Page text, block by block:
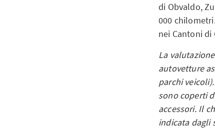
di Obvaldo,
000
nei Cantoni di
La
autovetture
parchi
sono coperti
accessori. Il
indicata dagli